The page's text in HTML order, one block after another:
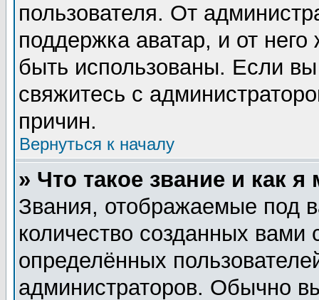
пользователя. От
поддержка аватар, и от него
быть использованы. Если
свяжитесь с
причин.
Вернуться к началу
» Что такое звание и как я
Звания, отображаемые под
количество созданных
определённых
администраторов. Обычно